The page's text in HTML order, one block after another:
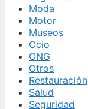
Moda
Motor
Museos
Ocio
ONG
Otros
Restauración
Salud
Seguridad